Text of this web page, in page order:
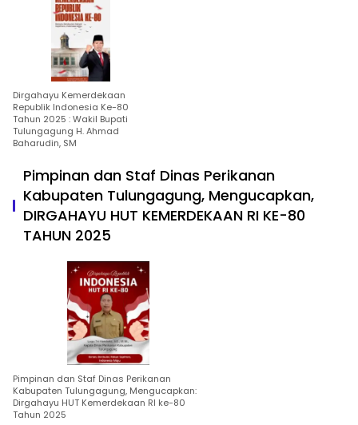
Dirgahayu Kemerdekaan
Republik Indonesia Ke-80
Tahun 2025 : Wakil Bupati
Tulungagung H. Ahmad
Baharudin, SM
Pimpinan dan Staf Dinas Perikanan
Kabupaten Tulungagung, Mengucapkan,
DIRGAHAYU HUT KEMERDEKAAN RI KE-80
TAHUN 2025
Pimpinan dan Staf Dinas Perikanan
Kabupaten Tulungagung, Mengucapkan:
Dirgahayu HUT Kemerdekaan RI ke-80
Tahun 2025